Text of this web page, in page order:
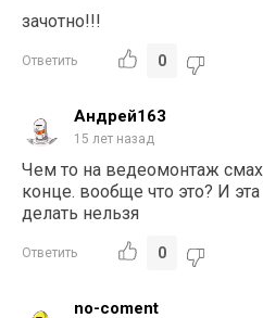
зачотно!!!
Ответить 0
Андрей163
15 лет назад
Чем то на ведеомонтаж
конце. вообще что это? И
делать нельзя
Ответить 0
no-coment